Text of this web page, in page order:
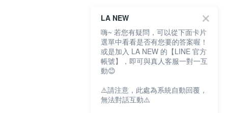
LA NEW
嗨~ 若您有疑問，可以從下面卡片
選單中看看是否有您要的答案喔！
或是加入 LA NEW 的【LINE 官方
帳號】，即可與真人客服一對一互
動😊
⚠️請注意，此處為系統自動回覆，
無法對話互動⚠️